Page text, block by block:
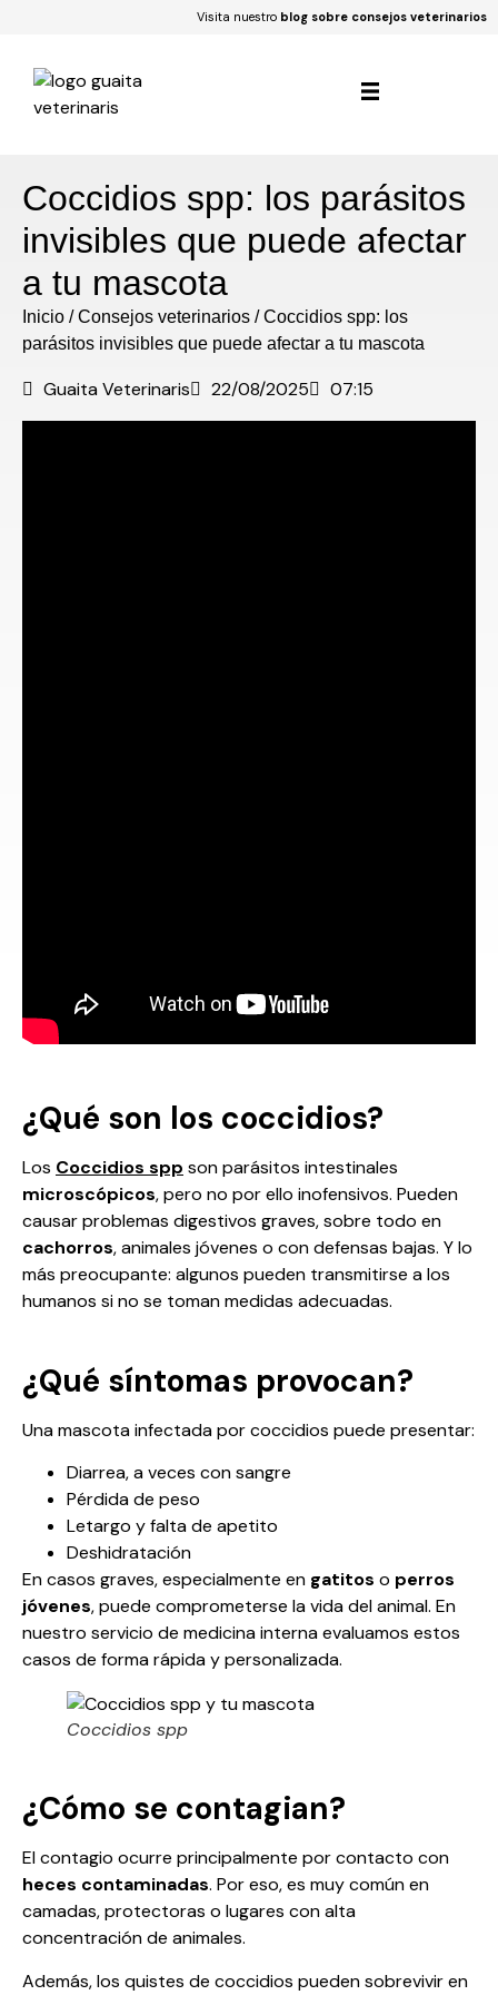
Visita nuestro blog sobre consejos veterinarios
Coccidios spp: los parásitos
invisibles que puede afectar
a tu mascota
Inicio /Consejos veterinarios /Coccidios spp: los
parásitos invisibles que puede afectar a tu mascota
Guaita Veterinaris 22/08/2025 07:15
¿Qué son los coccidios?
Los Coccidios spp son parásitos intestinales
microscópicos, pero no por ello inofensivos. Pueden
causar problemas digestivos graves, sobre todo en
cachorros, animales jóvenes o con defensas bajas. Y lo
más preocupante: algunos pueden transmitirse a los
humanos si no se toman medidas adecuadas.
¿Qué síntomas provocan?
Una mascota infectada por coccidios puede presentar:
Diarrea, a veces con sangre
Pérdida de peso
Letargo y falta de apetito
Deshidratación
En casos graves, especialmente en gatitos o perros
jóvenes, puede comprometerse la vida del animal. En
nuestro servicio de medicina internaevaluamos estos
casos de forma rápida y personalizada.
Coccidios spp
¿Cómo se contagian?
El contagio ocurre principalmente por contacto con
heces contaminadas. Por eso, es muy común en
camadas, protectoras o lugares con alta
concentración de animales.
Además, los quistes de coccidios pueden sobrevivir en